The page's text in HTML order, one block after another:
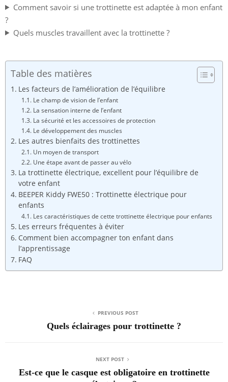
Comment savoir si une trottinette est adaptée à mon enfant
?
Quels muscles travaillent avec la trottinette ?
Table des matières
Les facteurs de l’amélioration de l’équilibre
Le champ de vision de l’enfant
La sensation interne de l’enfant
La sécurité et les accessoires de protection
Le développement des muscles
Les autres bienfaits des trottinettes
Un moyen de transport
Une étape avant de passer au vélo
La trottinette électrique, excellent pour l’équilibre de
votre enfant
BEEPER Kiddy FWE50 : Trottinette électrique pour
enfants
Les caractéristiques de cette trottinette électrique pour enfants
Les erreurs fréquentes à éviter
Comment bien accompagner ton enfant dans
l’apprentissage
FAQ
PREVIOUS POST
Quels éclairages pour trottinette ?
NEXT POST
Est-ce que le casque est obligatoire en trottinette